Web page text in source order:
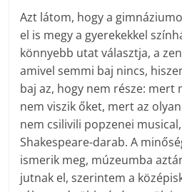
Azt látom, hogy a
el is megy a gyerekekkel
könnyebb utat választja, a
amivel semmi baj nincs,
baj az, hogy nem része: mert
nem viszik őket, mert az
nem csilivili popzenei
Shakespeare-darab. A
ismerik meg, múzeumba
jutnak el, szerintem a